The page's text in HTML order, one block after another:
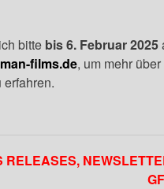
bitte bis 6. Februar 2025
films.de, um mehr über